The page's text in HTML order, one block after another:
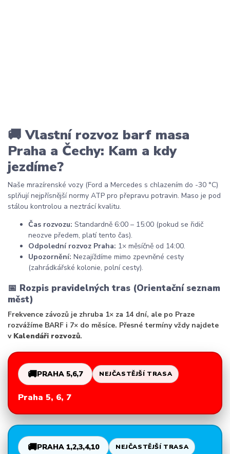
🚚 Vlastní rozvoz barf masa
Praha a Čechy: Kam a kdy
jezdíme?
Naše mrazírenské vozy (Ford a Mercedes s chlazením do -30 °C)
splňují nejpřísnější normy ATP pro přepravu potravin. Maso je pod
stálou kontrolou a neztrácí kvalitu.
Čas rozvozu: Standardně 6:00 – 15:00 (pokud se řidič
neozve předem, platí tento čas).
Odpolední rozvoz Praha: 1× měsíčně od 14:00.
Upozornění: Nezajíždíme mimo zpevněné cesty
(zahrádkářské kolonie, polní cesty).
📅 Rozpis pravidelných tras (Orientační seznam
měst)
Frekvence závozů je zhruba 1× za 14 dní, ale po Praze
rozvážíme BARF i 7× do měsíce. Přesné termíny vždy najdete
v Kalendáři rozvozů.
🚚PRAHA 5,6,7 NEJČASTĚJŠÍ TRASA
Praha 5, 6, 7
🚚PRAHA 1,2,3,4,10 NEJČASTĚJŠÍ TRASA